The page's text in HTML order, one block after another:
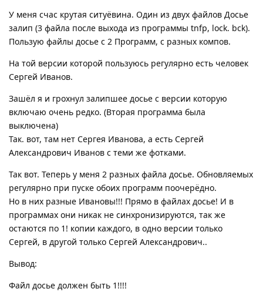
У меня счас крутая ситуёвина. Один из двух файлов Досье
залип (3 файла после выхода из программы tnfp, lock. bck).
Пользую файлы досье c 2 Программ, с разных компов.
На той версии которой пользуюсь регулярно есть человек
Сергей Иванов.
Зашёл я и грохнул залипшее досье с версии которую
включаю очень редко. (Вторая программа была
выключена)
Так. вот, там нет Сергея Иванова, а есть Сергей
Александрович Иванов с теми же фотками.
Так вот. Теперь у меня 2 разных файла досье. Обновляемых
регулярно при пуске обоих программ поочерёдно.
Но в них разные Ивановы!!! Прямо в файлах досье! И в
программах они никак не синхронизируются, так же
остаются по 1! копии каждого, в одно версии только
Сергей, в другой только Сергей Александрович..
Вывод:
Файл досье должен быть 1!!!!